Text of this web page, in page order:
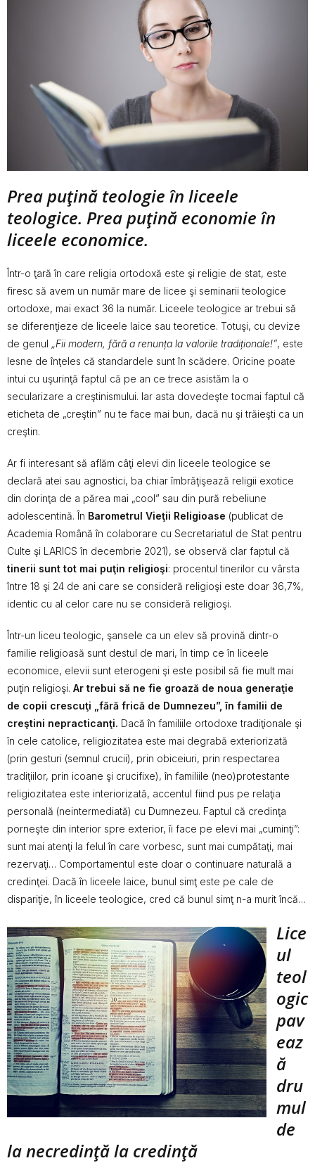
Prea puţină teologie în liceele
teologice. Prea puţină economie în
liceele economice.
Într-o ţară în care religia ortodoxă este şi religie de stat, este
firesc să avem un număr mare de licee şi seminarii teologice
ortodoxe, mai exact 36 la număr. Liceele teologice ar trebui să
se diferenţieze de liceele laice sau teoretice. Totuşi, cu devize
de genul „Fii modern, fără a renunța la valorile tradiționale!”, este
lesne de înţeles că standardele sunt în scădere. Oricine poate
intui cu uşurinţă faptul că pe an ce trece asistăm la o
secularizare a creştinismului. Iar asta dovedeşte tocmai faptul că
eticheta de „creştin” nu te face mai bun, dacă nu şi trăieşti ca un
creştin.
Ar fi interesant să aflăm câţi elevi din liceele teologice se
declară atei sau agnostici, ba chiar îmbrăţişează religii exotice
din dorinţa de a părea mai „cool” sau din pură rebeliune
adolescentină. În Barometrul Vieţii Religioase (publicat de
Academia Română în colaborare cu Secretariatul de Stat pentru
Culte şi LARICS în decembrie 2021), se observă clar faptul că
tinerii sunt tot mai puţin religioşi: procentul tinerilor cu vârsta
între 18 şi 24 de ani care se consideră religioşi este doar 36,7%,
identic cu al celor care nu se consideră religioşi.
Într-un liceu teologic, şansele ca un elev să provină dintr-o
familie religioasă sunt destul de mari, în timp ce în liceele
economice, elevii sunt eterogeni şi este posibil să fie mult mai
puţin religioşi. Ar trebui să ne fie groază de noua generaţie
de copii crescuţi „fără frică de Dumnezeu”, în familii de
creştini nepracticanţi. Dacă în familiile ortodoxe tradiţionale şi
în cele catolice, religiozitatea este mai degrabă exteriorizată
(prin gesturi (semnul crucii), prin obiceiuri, prin respectarea
tradiţiilor, prin icoane şi crucifixe), în familiile (neo)protestante
religiozitatea este interiorizată, accentul fiind pus pe relaţia
personală (neintermediată) cu Dumnezeu. Faptul că credinţa
porneşte din interior spre exterior, îi face pe elevi mai „cuminţi”:
sunt mai atenţi la felul în care vorbesc, sunt mai cumpătaţi, mai
rezervaţi… Comportamentul este doar o continuare naturală a
credinţei. Dacă în liceele laice, bunul simţ este pe cale de
dispariţie, în liceele teologice, cred că bunul simţ n-a murit încă…
Lice
ul
teol
ogic
pav
eaz
ă
dru
mul
de
la necredinţă la credinţă